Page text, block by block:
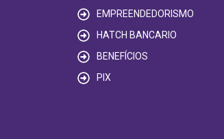
EMPREENDEDORISMO
HATCH BANCARIO
BENEFÍCIOS
PIX